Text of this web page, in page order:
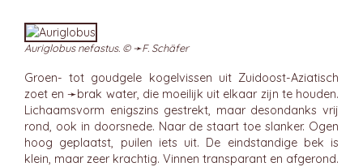
Auriglobus nefastus. © ➛F. Schäfer
Groen- tot goudgele kogelvissen uit Zuidoost-Aziatisch
zoet en ➛brak water, die moeilijk uit elkaar zijn te houden.
Lichaamsvorm enigszins gestrekt, maar desondanks vrij
rond, ook in doorsnede. Naar de staart toe slanker. Ogen
hoog geplaatst, puilen iets uit. De eindstandige bek is
klein, maar zeer krachtig. Vinnen transparant en afgerond.